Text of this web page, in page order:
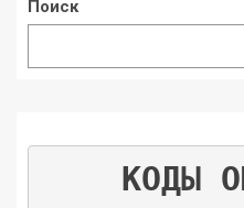
Поиск
КОДЫ